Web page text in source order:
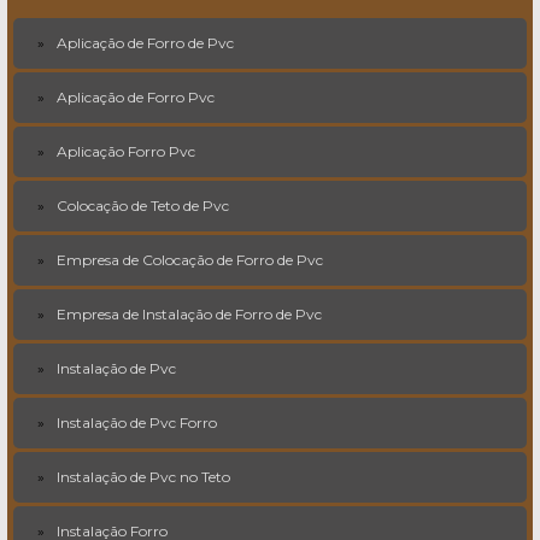
Aplicação de Forro de Pvc
Aplicação de Forro Pvc
Aplicação Forro Pvc
Colocação de Teto de Pvc
Empresa de Colocação de Forro de Pvc
Empresa de Instalação de Forro de Pvc
Instalação de Pvc
Instalação de Pvc Forro
Instalação de Pvc no Teto
Instalação Forro